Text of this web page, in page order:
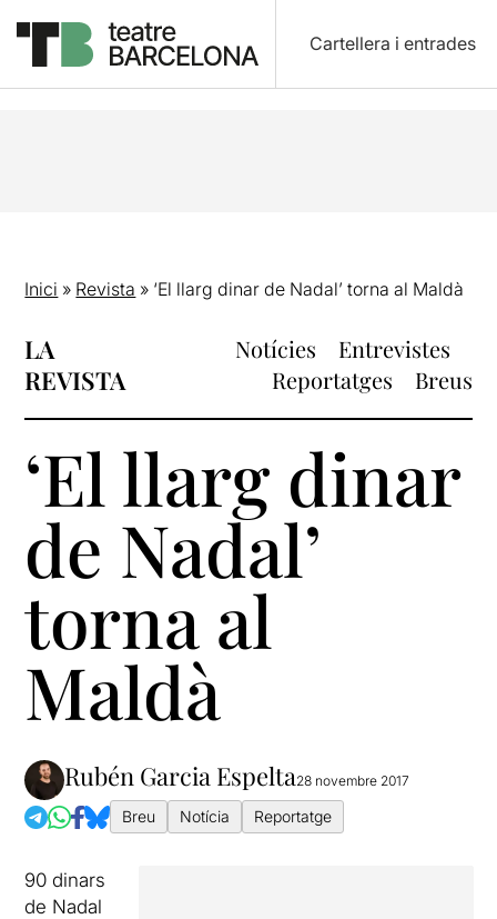
Cartellera i entrades
Inici » Revista » ‘El llarg dinar de Nadal’ torna al Maldà
LA
REVISTA
Notícies
Entrevistes
Reportatges
Breus
‘El llarg dinar
de Nadal’
torna al
Maldà
Rubén Garcia Espelta28 novembre 2017
Breu Notícia Reportatge
90 dinars
de Nadal